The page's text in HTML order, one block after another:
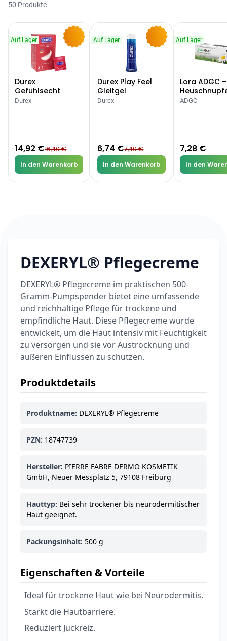
TestzentrumArzneimittel
&
Gesundheit
Hygiene &
Haushalt
Baby &
Familie
Sanitätshaus
Products
ARZNEIMITTEL & GESUNDHEIT
ARZNEIMITTEL & GESUNDHEIT
Durex Play Feel
Gleitgel
Dexeryl
die ganze Familie
5,91 € 6,35 € -7%
BEAUTY & PFLEGE
Linola Forte
Shampoo für
juckende, trockene
oder zu
Schuppenflechte
12,28 € 16,37 € -25%
ARZNEIMITTEL & GESUNDHEIT
Vagisan Milchsäure
pH-Wert-
Stabilisierung
12,89 € 17,47 €
ARZNEIMITTEL & GESUNDHEIT
Ohrstöpsel
ARZNEIMITTEL & GESUNDHEIT
Alkoholtupfer,
100 Stück
3,75 € 4,29 € -13%
Lefax® extra
Kautabletten
Hametum
Bei Hämorrhoiden
& Juckreiz
12,04 € 12,95 € -7%
50 Produkte
-9%
Auf Lager
Durex
Gefühlsecht
Classic Kondome
Durex
14,92 €16,40 €
In den Warenkorb
-10%
Auf Lager
Durex Play Feel
Gleitgel
Durex
6,74 €7,49 €
In den Warenkorb
Auf Lager
Lora ADGC
Allergien
ADGC
7,28 €
In den
DEXERYL® Pflegecreme
DEXERYL® Pflegecreme im praktischen 500-
Gramm-Pumpspender bietet eine umfassende
und reichhaltige Pflege für trockene und
empfindliche Haut. Diese Pflegecreme wurde
entwickelt, um die Haut intensiv mit Feuchtigkeit
zu versorgen und sie vor Austrocknung und
äußeren Einflüssen zu schützen.
Produktdetails
Produktname: DEXERYL® Pflegecreme
PZN: 18747739
Hersteller: PIERRE FABRE DERMO KOSMETIK
GmbH, Neuer Messplatz 5, 79108 Freiburg
Hauttyp: Bei sehr trockener bis neurodermitischer
Haut geeignet.
Packungsinhalt: 500 g
Eigenschaften & Vorteile
Ideal für trockene Haut wie bei Neurodermitis.
Stärkt die Hautbarriere.
Reduziert Juckreiz.